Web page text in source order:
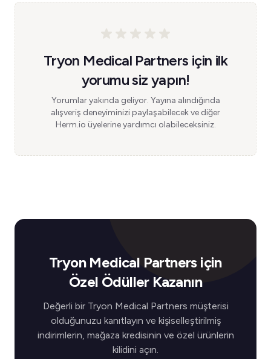
Tryon Medical Partners için ilk
yorumu siz yapın!
Yorumlar yakında geliyor. Yayına alındığında
alışveriş deneyiminizi paylaşabilecek ve diğer
Herm.io üyelerine yardımcı olabileceksiniz.
Tryon Medical Partners için
Özel Ödüller Kazanın
Değerli bir Tryon Medical Partners müşterisi
olduğunuzu kanıtlayın ve kişiselleştirilmiş
indirimlerin, mağaza kredisinin ve özel ürünlerin
kilidini açın.